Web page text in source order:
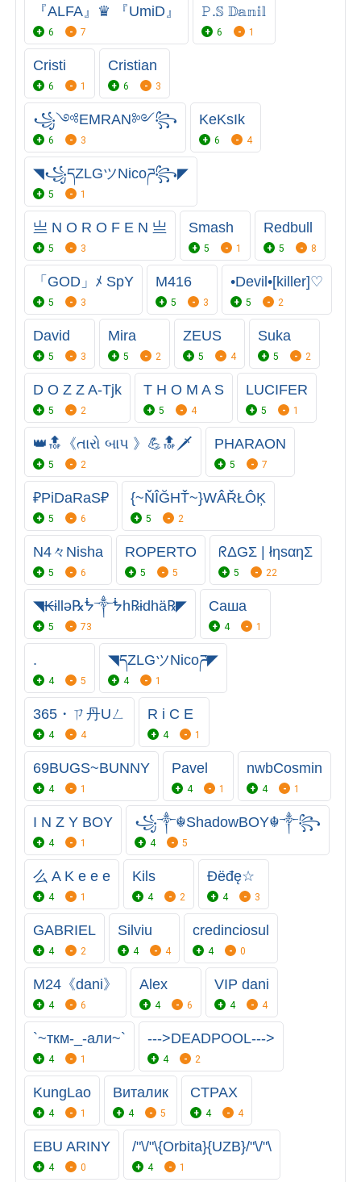
『ALFA』♛ 『UmiD』
6 7
𝙿.𝕊 𝔻𝕒𝕟𝕚𝕝
6 1
Cristi
6 1
Cristian
6 3
꧁༺EMRAN༻꧂
6 3
KeKsIk
6 4
◥꧁དZLGツNicoཌ꧂◤
5 1
亗 N O R O F E N 亗
5 3
Smash
5 1
Redbull
5 8
「GOD」ﾒ SpY
5 3
M416
5 3
•Devil•[killer]♡
5 2
David
5 3
Mira
5 2
ZEUS
5 4
Suka
5 2
D O Z Z A-Tjk
5 2
T H O M A S
5 4
LUCIFER
5 1
👑🔝《તારો બાપ ‍‍‍‍‍》💪🔝🗡
5 2
PHARAON
5 7
₽PiDaRaS₽
5 6
{~ŇÎĞHŤ~}WÂŘŁÔĶ
5 2
N4々Nisha
5 6
ROPERTO
5 5
ᖇΔGΣ | łηsαηΣ
5 22
◥₭ɨllǝ℞ᖭ༒ᖭh℞ɨdhä℞◤
5 73
Саша
4 1
.
4 5
◥དZLGツNicoཌ◤
4 1
365・ㄗ丹Uㄥ
4 4
R i C E
4 1
69BUGS~BUNNY
4 1
Pavel
4 1
nwbCosmin
4 1
I N Z Y BOY
4 1
꧁༒☬ShadowBOY☬༒꧂
4 5
么 A K e e e
4 1
Kils
4 2
Đëđę☆
4 3
GABRIEL
4 2
Silviu
4 4
credinciosul
4 0
M24《dani》
4 6
Alex
4 6
VIP dani
4 4
`~ткм-_-али~`
4 1
--->DEADPOOL--->
4 2
KungLao
4 1
Виталик
4 5
CTPAX
4 4
EBU ARINY
4 0
/"\/"\{Orbita}{UZB}/"\/"\
4 1